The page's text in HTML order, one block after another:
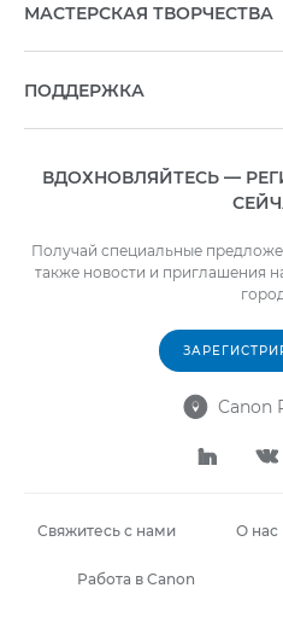
МАСТЕРСКАЯ ТВОРЧЕСТВА
ПОДДЕРЖКА
ВДОХНОВЛЯЙТЕСЬ —
Получай специальные
также новости и приглашения
 Canon
 
Свяжитесь с нами О нас
Работа в Canon